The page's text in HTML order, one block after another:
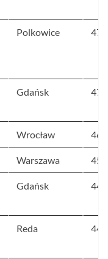
Polkowice 47
Gdańsk 47
Wrocław 46
Warszawa 45
Gdańsk 44
Reda 44